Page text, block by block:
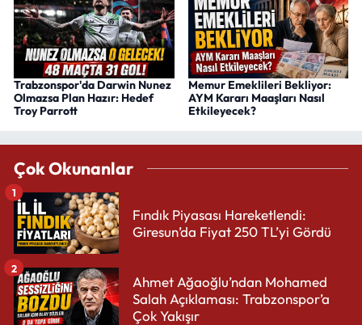
Trabzonspor'da Darwin Nunez
Olmazsa Plan Hazır: Hedef
Troy Parrott
Memur Emeklileri Bekliyor:
AYM Kararı Maaşları Nasıl
Etkileyecek?
Çok Okunanlar
Fındık Piyasası Hareketlendi:
Giresun’da Fiyat 250 TL’yi Gördü
1
Ahmet Ağaoğlu’ndan Mohamed
Salah Açıklaması: Trabzonspor’a
Çok Yakışır
2